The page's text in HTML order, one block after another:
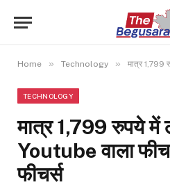
Home » Technology » मात्र 1,799 रुपये
TECHNOLOGY
मात्र 1,799 रुपये में
Youtube वाला
फीचर्स